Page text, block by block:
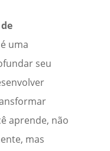
uma
seu
aprende, não
mas